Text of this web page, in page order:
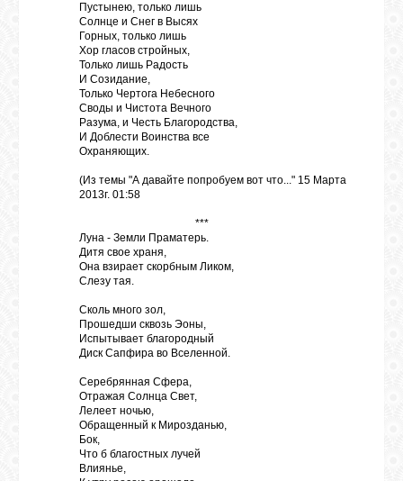
Пустынею, только лишь
Солнце и Снег в Высях
Горных, только лишь
Хор гласов стройных,
Только лишь Радость
И Созидание,
Только Чертога Небесного
Своды и Чистота Вечного
Разума, и Честь Благородства,
И Доблести Воинства все
Охраняющих.
(Из темы "А давайте попробуем вот что..." 15 Марта
2013г. 01:58
***
Луна - Земли Праматерь.
Дитя свое храня,
Она взирает скорбным Ликом,
Слезу тая.
Сколь много зол,
Прошедши сквозь Эоны,
Испытывает благородный
Диск Сапфира во Вселенной.
Серебрянная Сфера,
Отражая Солнца Свет,
Лелеет ночью,
Обращенный к Мирозданью,
Бок,
Что б благостных лучей
Влиянье,